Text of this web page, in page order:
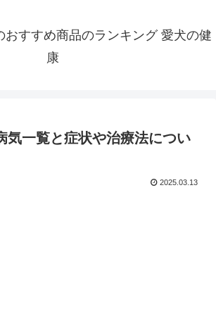
おすすめ商品のランキング 愛犬の健
康
気一覧と症状や治療法につい
2025.03.13